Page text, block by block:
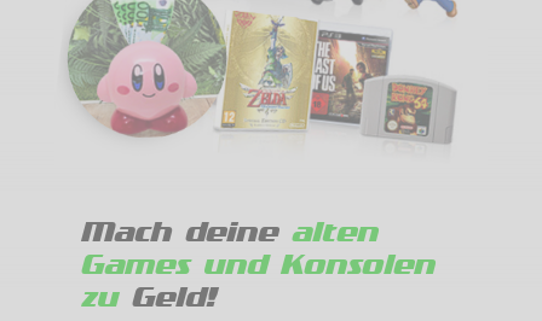
Mach deine alten
Games und Konsolen
zuGeld!